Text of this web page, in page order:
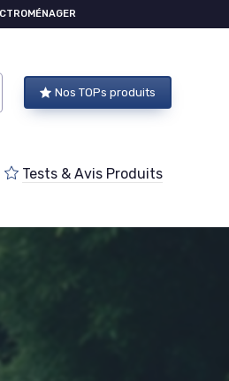
Nos TOPs produits
Tests & Avis Produits